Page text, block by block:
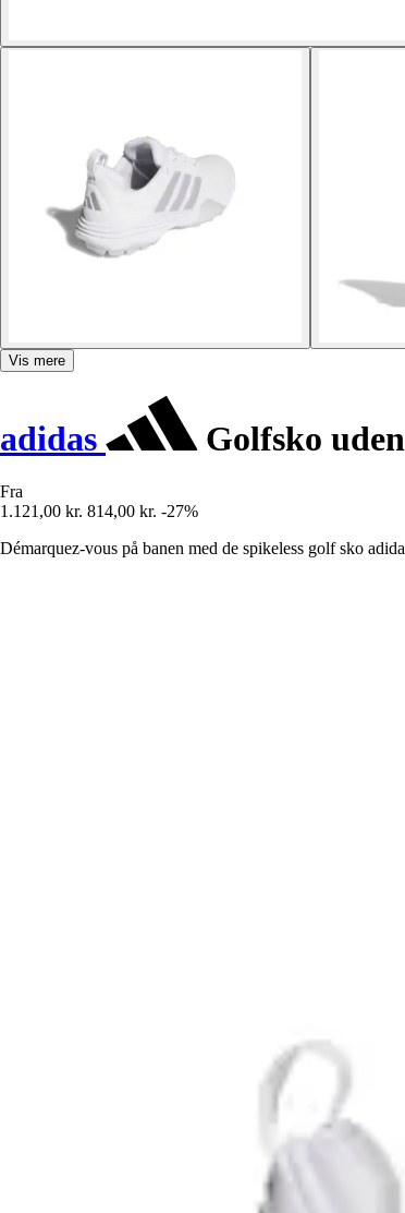
Vis mere
adidas Golfsko
Fra
1.121,00 kr. 814,00 kr. -27%
Démarquez-vous på banen med de spikeless golf sko